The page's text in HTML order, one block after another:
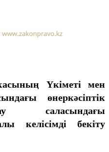
Үкіметі мен
өнеркәсіптік
саласындағы
келісімді бекіту